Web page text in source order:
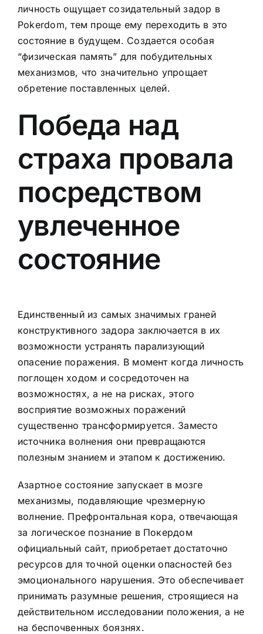
личность ощущает созидательный задор в
Pokerdom, тем проще ему переходить в это
состояние в будущем. Создается особая
“физическая память” для побудительных
механизмов, что значительно упрощает
обретение поставленных целей.
Победа над
страха провала
посредством
увлеченное
состояние
Единственный из самых значимых граней
конструктивного задора заключается в их
возможности устранять парализующий
опасение поражения. В момент когда личность
поглощен ходом и сосредоточен на
возможностях, а не на рисках, этого
восприятие возможных поражений
существенно трансформируется. Заместо
источника волнения они превращаются
полезным знанием и этапом к достижению.
Азартное состояние запускает в мозге
механизмы, подавляющие чрезмерную
волнение. Префронтальная кора, отвечающая
за логическое познание в Покердом
официальный сайт, приобретает достаточно
ресурсов для точной оценки опасностей без
эмоционального нарушения. Это обеспечивает
принимать разумные решения, строящиеся на
действительном исследовании положения, а не
на беспочвенных боязнях.